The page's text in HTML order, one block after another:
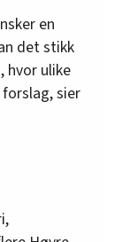
en
det stikk
hvor ulike
sier